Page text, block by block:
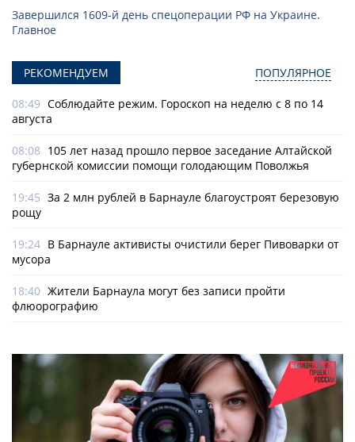
Завершился 1609-й день спецоперации РФ на Украине.
Главное
РЕКОМЕНДУЕМ ПОПУЛЯРНОЕ
08:49 Соблюдайте режим. Гороскоп на неделю с 8 по 14
августа
08:08 105 лет назад прошло первое заседание Алтайской
губернской комиссии помощи голодающим Поволжья
19:45 За 2 млн рублей в Барнауле благоустроят березовую
рощу
19:24 В Барнауле активисты очистили берег Пивоварки от
мусора
18:40 Жители Барнаула могут без записи пройти
флюорографию